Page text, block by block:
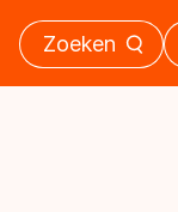
Zoeken